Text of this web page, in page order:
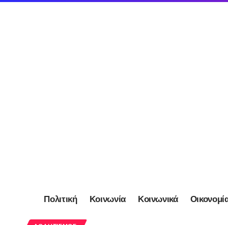
Πολιτική Κοινωνία Κοινωνικά